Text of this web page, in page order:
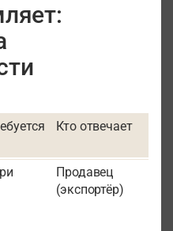
Кто отвечает
Продавец
(экспортёр)